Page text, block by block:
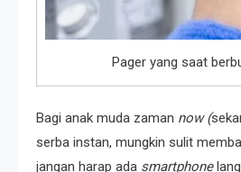
Pager yang saat
Bagi anak muda zaman now (
serba instan, mungkin sulit
jangan harap ada smartphone